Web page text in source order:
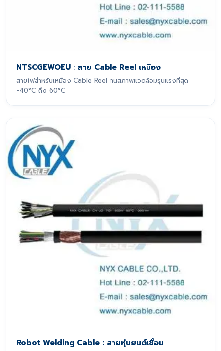
NTSCGEWOEU : สาย Cable Reel เหมือง
สายไฟสำหรับเหมือง Cable Reel ทนสภาพแวดล้อมรุนแรงที่สุด
-40°C ถึง 60°C
Robot Welding Cable : สายหุ่นยนต์เชื่อม